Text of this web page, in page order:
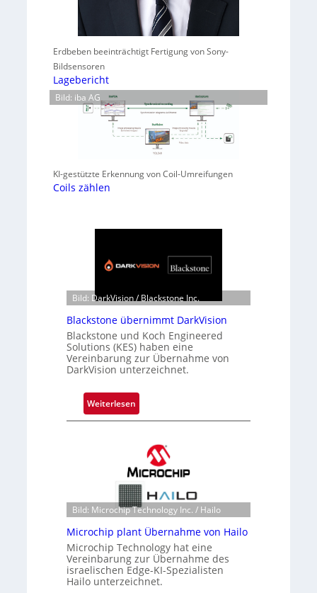
Erdbeben beeinträchtigt Fertigung von Sony-
Bildsensoren
Lagebericht
Bild: iba AG
KI-gestützte Erkennung von Coil-Umreifungen
Coils zählen
Bild: DarkVision / Blackstone Inc.
Blackstone übernimmt DarkVision
Blackstone und Koch Engineered
Solutions (KES) haben eine
Vereinbarung zur Übernahme von
DarkVision unterzeichnet.
Weiterlesen
B
k
s
t
n
e
ü
b
Bild: Microchip Technology Inc. / Hailo
Microchip plant Übernahme von Hailo
Microchip Technology hat eine
Vereinbarung zur Übernahme des
israelischen Edge-KI-Spezialisten
Hailo unterzeichnet.